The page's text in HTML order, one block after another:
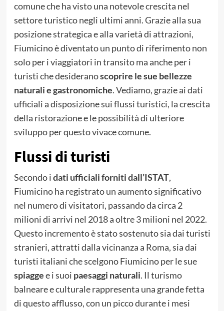
comune che ha visto una notevole crescita nel
settore turistico negli ultimi anni. Grazie alla sua
posizione strategica e alla varietà di attrazioni,
Fiumicino è diventato un punto di riferimento non
solo per i viaggiatori in transito ma anche per i
turisti che desideranoscoprire le sue bellezze
naturali e gastronomiche. Vediamo, grazie ai dati
ufficiali a disposizione sui flussi turistici, la crescita
della ristorazione e le possibilità di ulteriore
sviluppo per questo vivace comune.
Flussi di turisti
Secondo idati ufficiali forniti dall’ISTAT,
Fiumicino ha registrato un aumento significativo
nel numero di visitatori, passando da circa 2
milioni di arrivi nel 2018 a oltre 3 milioni nel 2022.
Questo incremento è stato sostenuto sia dai turisti
stranieri, attratti dalla vicinanza a Roma, sia dai
turisti italiani che scelgono Fiumicino per le sue
spiaggee i suoi paesaggi naturali. Il turismo
balneare e culturale rappresenta una grande fetta
di questo afflusso, con un picco durante i mesi